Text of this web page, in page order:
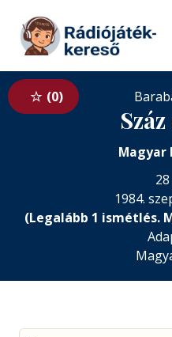
Tovább a tartalomhoz
0
Magyar
1984.
(Legalább 1 ismétlés.